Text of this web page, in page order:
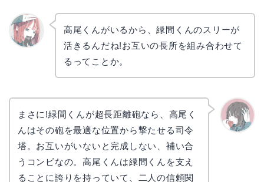
高尾くんがいるから、緑間くんのスリーが
活きるんだね!お互いの長所を組み合わせて
るってことか。
まさに!緑間くんが超長距離砲なら、高尾く
んはその砲を最適な位置から撃たせる司令
塔。お互いがいないと完成しない、補い合
うコンビなの。高尾くんは緑間くんを支え
ることに誇りを持っていて、二人の信頼関